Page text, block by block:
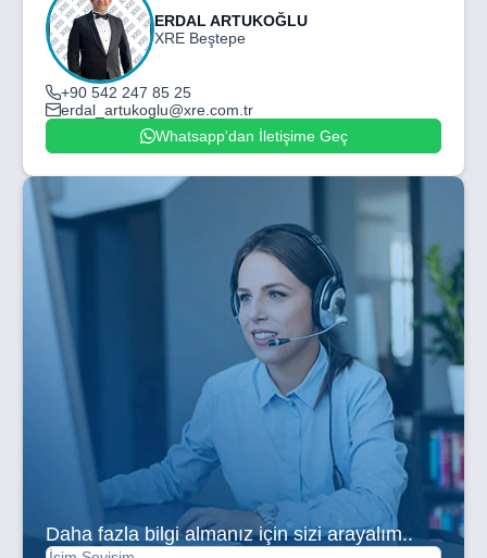
ERDAL ARTUKOĞLU
XRE Beştepe
+90 542 247 85 25
erdal_artukoglu@xre.com.tr
Whatsapp'dan İletişime Geç
Daha fazla bilgi almanız için sizi arayalım..